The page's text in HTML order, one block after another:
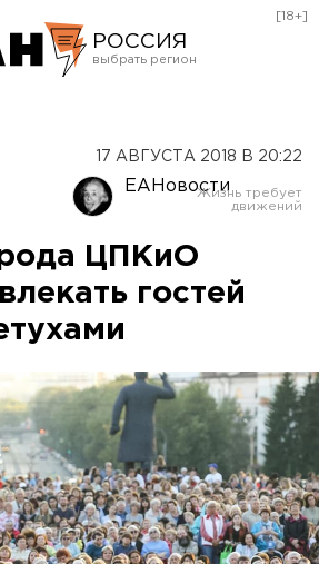
РОССИЯ
Оренбург
[18+]
17 АВГУСТА 2018 В 20:22
ЕАНовости
ЦПКиО
гостей